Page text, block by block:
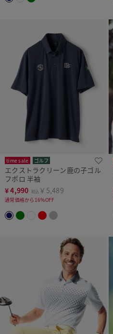
time sale ゴルフ
エクストラクリーン鹿の子ゴル
フポロ 半袖
¥4,990 税込 ￥5,489
通常価格から16%OFF